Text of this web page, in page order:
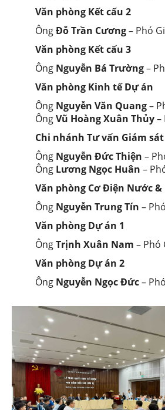
Văn phòng Kết cấu 2
ÔngĐỗ Trần Cương– Phó
Văn phòng Kết cấu 3
Ông Nguyễn Bá Trường–
Văn phòng Kinh tế Dự án
Ông Nguyễn Văn Quang–
ÔngVũ Hoàng Xuân Thủy–
Chi nhánh Tư vấn Giám sát
Ông Nguyễn Đức Thiện –
Ông Lương Ngọc Huân –
Văn phòng Cơ Điện Nước
Ông Nguyễn Trung Tín –
Văn phòng Dự án 1
ÔngTrịnh Xuân Nam – Phó
Văn phòng Dự án 2
Ông Nguyễn Ngọc Đức–